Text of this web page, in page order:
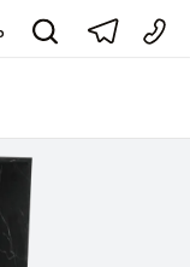
Мебель от